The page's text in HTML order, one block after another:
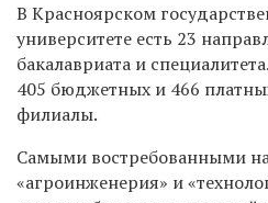
В Красноярском
университете есть 23
бакалавриата и
405 бюджетных и 466
филиалы.
Самыми востребованными
«агроинженерия» и